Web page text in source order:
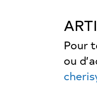
Pour
ou